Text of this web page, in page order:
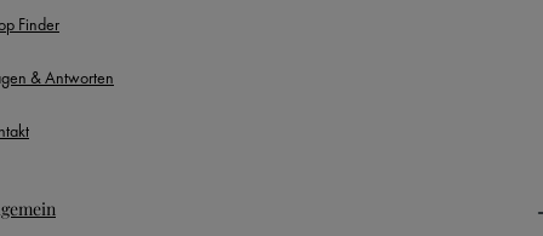
Finder
& Antworten